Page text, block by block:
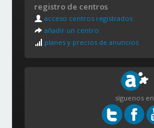
- Casco Antiguo
- Centro
- Mejostilla
- Norte
registro de centros
acceso centros registrados
añadir un centro
planes y precios de anuncios
síguenos en